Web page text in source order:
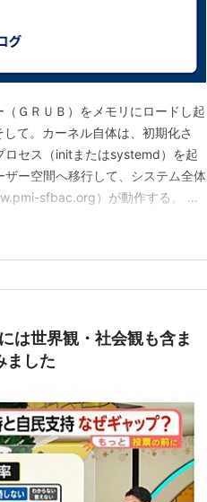
ＧＲＵＢ）をメモリにロードし起
て。カーネル自体は、初期化さ
ロセス（initまたはsystemd）を起
ー空間へ移行して、システム全体
sfbac.org）が動作する。 カ
てinitramfs（初期RAMディスク）
は世界観・社会観も含ま
ました